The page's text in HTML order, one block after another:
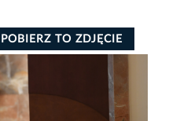
POBIERZ TO ZDJĘCIE